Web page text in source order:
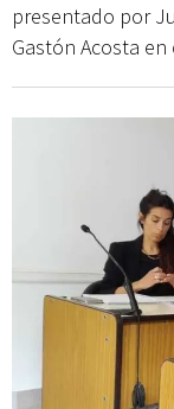
presentado por
Gastón Acosta